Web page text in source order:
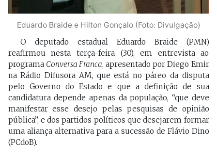
Eduardo Braide e Hilton Gonçalo (Foto: Divulgação)
O deputado estadual Eduardo Braide (PMN)
reafirmou nesta terça-feira (30), em entrevista ao
programa Conversa Franca, apresentado por Diego Emir
na Rádio Difusora AM, que está no páreo da disputa
pelo Governo do Estado e que a definição de sua
candidatura depende apenas da população, “que deve
manifestar esse desejo pelas pesquisas de opinião
pública”, e dos partidos políticos que desejarem formar
uma aliança alternativa para a sucessão de Flávio Dino
(PCdoB).